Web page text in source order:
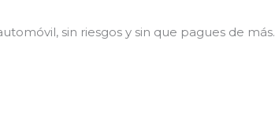
sin riesgos y sin que pagues de más.